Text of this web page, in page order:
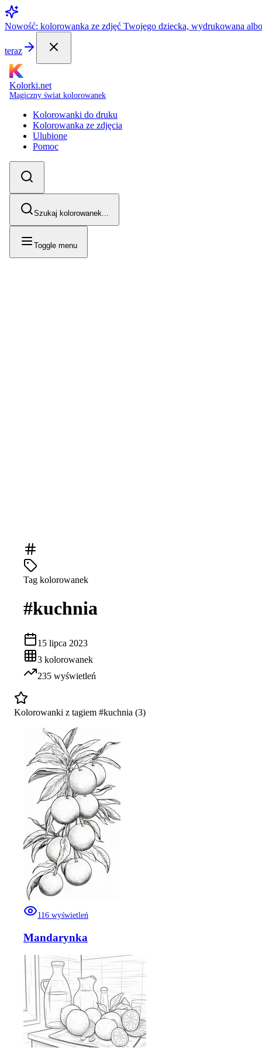
Nowość: kolorowanka ze zdjęć Twojego dziecka, wydrukowana
teraz
Kolorki.net
Magiczny świat kolorowanek
Kolorowanki do druku
Kolorowanka ze zdjęcia
Ulubione
Pomoc
Szukaj kolorowanek...
Toggle menu
Tag kolorowanek
#kuchnia
15 lipca 2023
3 kolorowanek
235 wyświetleń
Kolorowanki z tagiem #kuchnia (3)
116 wyświetleń
Mandarynka